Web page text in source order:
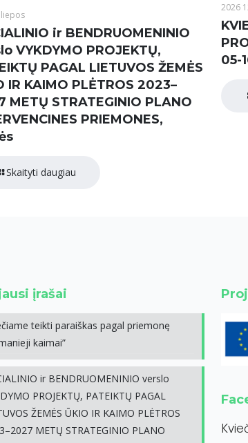
ir BENDRUOMENINIO
VYKDYMO PROJEKTŲ,
PAGAL LIETUVOS ŽEMĖS
IR KAIMO PLĖTROS 2023–
METŲ STRATEGINIO PLANO
PRIEMONES,
Skaityti daugiau
2026
05-
įrašai
teikti paraiškas pagal priemonę
kaimai”
ir BENDRUOMENINIO verslo
PROJEKTŲ, PATEIKTŲ PAGAL
ŽEMĖS ŪKIO IR KAIMO PLĖTROS
METŲ STRATEGINIO PLANO